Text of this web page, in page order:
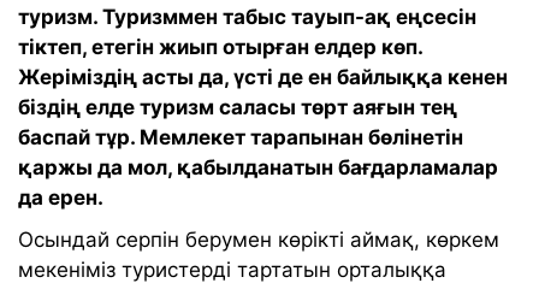
туризм. Туризммен табыс тауып-ақ еңсесін
тіктеп, етегін жиып отырған елдер көп.
Жеріміздің асты да, үсті де ен байлыққа кенен
біздің елде туризм саласы төрт аяғын тең
баспай тұр. Мемлекет тарапынан бөлінетін
қаржы да мол, қабылданатын бағдарламалар
да ерен.
Осындай серпін берумен көрікті аймақ, көркем
мекеніміз туристерді тартатын орталыққа